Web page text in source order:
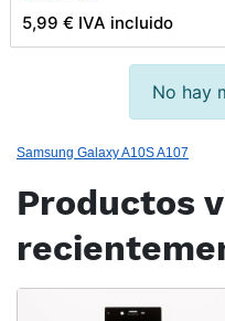
5,99 € IVA incluido
No hay
Samsung Galaxy A10S A107
Productos